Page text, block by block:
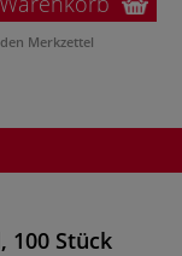
Merkzettel
100 Stück